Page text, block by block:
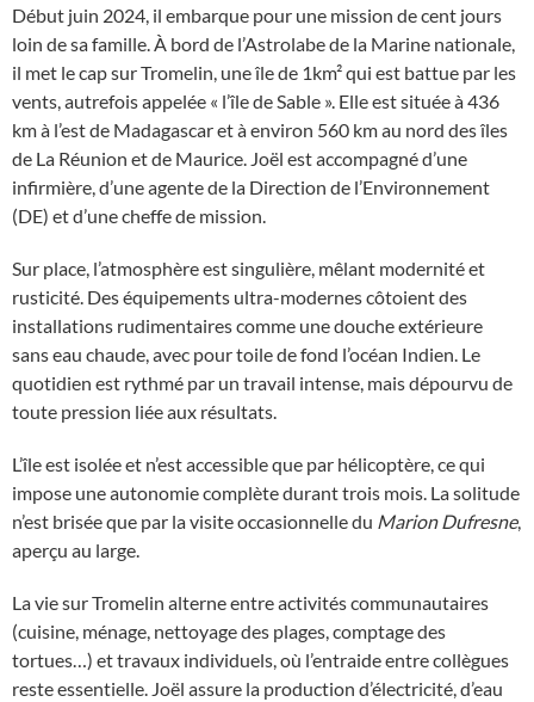
Début juin 2024, il embarque pour une mission de cent jours
loin de sa famille. À bord de l’Astrolabe de la Marine nationale,
il met le cap sur Tromelin, une île de 1km² qui est battue par les
vents, autrefois appelée « l’île de Sable ». Elle est située à 436
km à l’est de Madagascar et à environ 560 km au nord des îles
de La Réunion et de Maurice. Joël est accompagné d’une
infirmière, d’une agente de la Direction de l’Environnement
(DE) et d’une cheffe de mission.
Sur place, l’atmosphère est singulière, mêlant modernité et
rusticité. Des équipements ultra-modernes côtoient des
installations rudimentaires comme une douche extérieure
sans eau chaude, avec pour toile de fond l’océan Indien. Le
quotidien est rythmé par un travail intense, mais dépourvu de
toute pression liée aux résultats.
L’île est isolée et n’est accessible que par hélicoptère, ce qui
impose une autonomie complète durant trois mois. La solitude
n’est brisée que par la visite occasionnelle du Marion Dufresne,
aperçu au large.
La vie sur Tromelin alterne entre activités communautaires
(cuisine, ménage, nettoyage des plages, comptage des
tortues…) et travaux individuels, où l’entraide entre collègues
reste essentielle. Joël assure la production d’électricité, d’eau